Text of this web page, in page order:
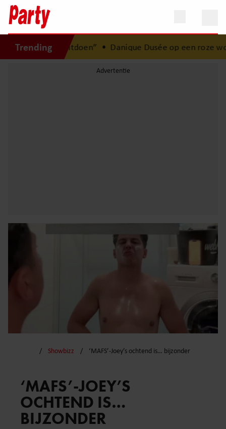
Trending
uitdoen”• Danique Dusée op een roze wolk na
Showbizz ‘MAFS’-Joey’s ochtend is… bijzonder
‘MAFS’-JOEY’S
OCHTEND IS…
BIJZONDER